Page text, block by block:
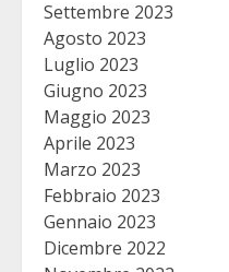
Settembre 2023
Agosto 2023
Luglio 2023
Giugno 2023
Maggio 2023
Aprile 2023
Marzo 2023
Febbraio 2023
Gennaio 2023
Dicembre 2022